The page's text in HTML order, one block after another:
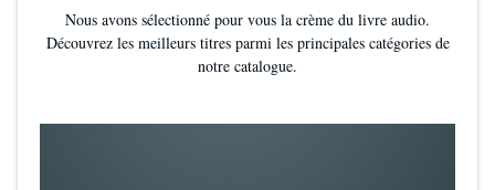
Nous avons sélectionné pour vous la crème du livre audio.
Découvrez les meilleurs titres parmi les principales catégories de
notre catalogue.